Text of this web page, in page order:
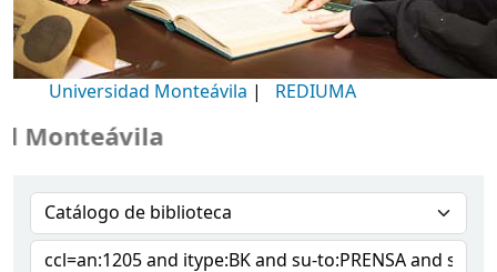
Universidad Monteávila | REDIUMA